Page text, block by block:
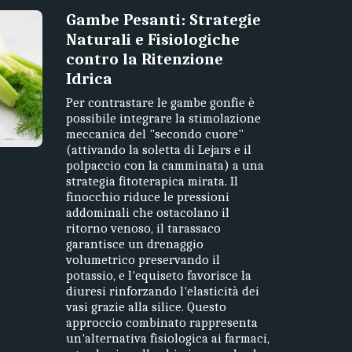
Gambe Pesanti: Strategie
Naturali e Fisiologiche
contro la Ritenzione
Idrica
Per contrastare le gambe gonfie è
possibile integrare la stimolazione
meccanica del "secondo cuore"
(attivando la soletta di Lejars e il
polpaccio con la camminata) a una
strategia fitoterapica mirata. Il
finocchio riduce le pressioni
addominali che ostacolano il
ritorno venoso, il tarassaco
garantisce un drenaggio
volumetrico preservando il
potassio, e l'equiseto favorisce la
diuresi rinforzando l'elasticità dei
vasi grazie alla silice. Questo
approccio combinato rappresenta
un'alternativa fisiologica ai farmaci,